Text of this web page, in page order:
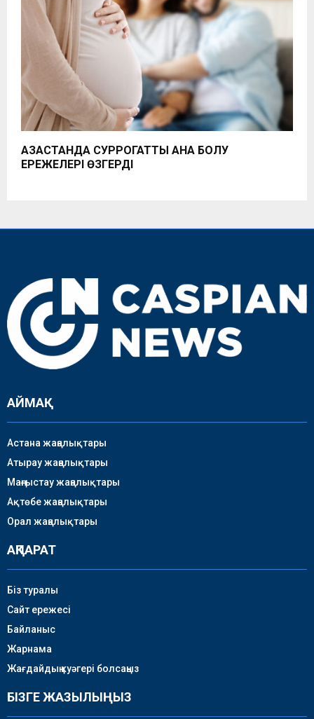
ҚАЗАҚСТАНДА СУРРОГАТТЫҚ АНА БОЛУ
ЕРЕЖЕЛЕРІ ӨЗГЕРДІ
АЙМАҚ
Астана жаңалықтары
Атырау жаңалықтары
Маңғыстау жаңалықтары
Ақтөбе жаңалықтары
Орал жаңалықтары
АҚПАРАТ
Біз туралы
Сайт ережесі
Байланыс
Жарнама
Жағдайдың куәгері болсаңыз
БІЗГЕ ЖАЗЫЛЫҢЫЗ